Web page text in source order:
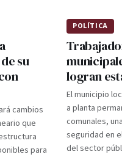
su
cambios
que
para
POLÍTICA
logran
El municipio
a planta
comunales,
seguridad en
del sector